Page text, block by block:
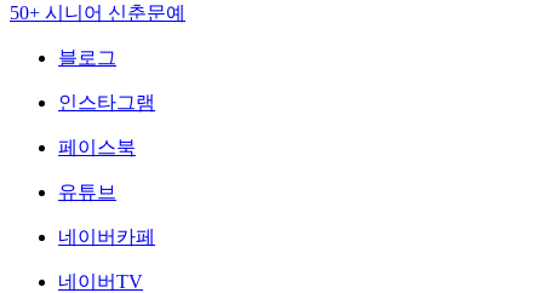
50+ 시니어 신춘문예
블로그
인스타그램
페이스북
유튜브
네이버카페
네이버TV